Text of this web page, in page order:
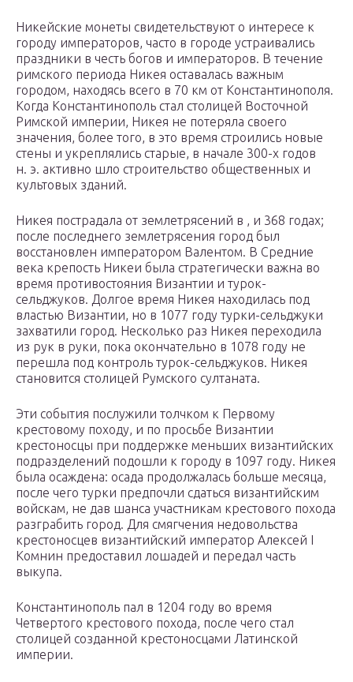
Никейские монеты свидетельствуют о интересе к
городу императоров, часто в городе устраивались
праздники в честь богов и императоров. В течение
римского периода Никея оставалась важным
городом, находясь всего в 70 км от Константинополя.
Когда Константинополь стал столицей Восточной
Римской империи, Никея не потеряла своего
значения, более того, в это время строились новые
стены и укреплялись старые, в начале 300-х годов
н. э. активно шло строительство общественных и
культовых зданий.
Никея пострадала от землетрясений в , и 368 годах;
после последнего землетрясения город был
восстановлен императором Валентом. В Средние
века крепость Никеи была стратегически важна во
время противостояния Византии и турок-
сельджуков. Долгое время Никея находилась под
властью Византии, но в 1077 году турки-сельджуки
захватили город. Несколько раз Никея переходила
из рук в руки, пока окончательно в 1078 году не
перешла под контроль турок-сельджуков. Никея
становится столицей Румского султаната.
Эти события послужили толчком к Первому
крестовому походу, и по просьбе Византии
крестоносцы при поддержке меньших византийских
подразделений подошли к городу в 1097 году. Никея
была осаждена: осада продолжалась больше месяца,
после чего турки предпочли сдаться византийским
войскам, не дав шанса участникам крестового похода
разграбить город. Для смягчения недовольства
крестоносцев византийский император Алексей I
Комнин предоставил лошадей и передал часть
выкупа.
Константинополь пал в 1204 году во время
Четвертого крестового похода, после чего стал
столицей созданной крестоносцами Латинской
империи.